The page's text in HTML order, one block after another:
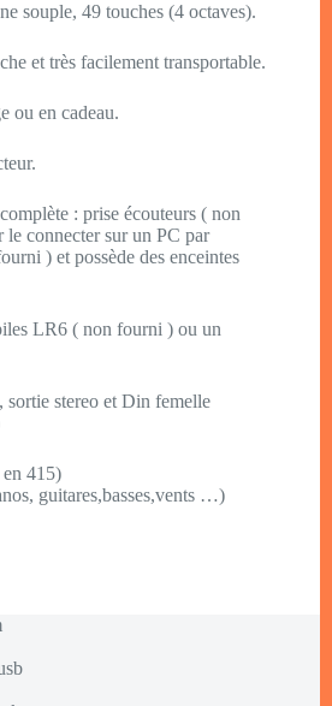
souple, 49 touches (4 octaves).
et très facilement transportable.
ou en cadeau.
: prise écouteurs ( non
connecter sur un PC par
) et possède des enceintes
LR6 ( non fourni ) ou un
sortie stereo et Din femelle
415)
guitares,basses,vents …)